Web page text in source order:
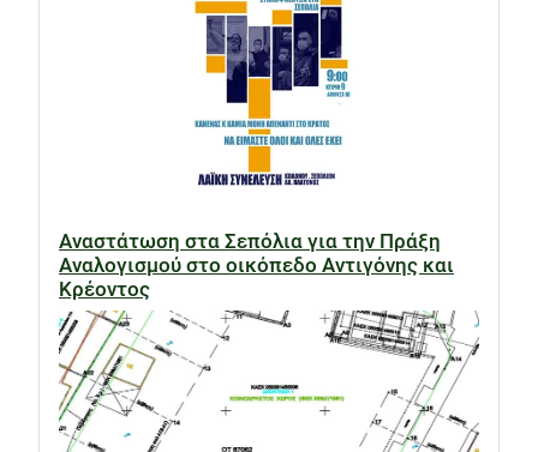
Αναστάτωση στα Σεπόλια για την Πράξη
Αναλογισμού στο οικόπεδο Αντιγόνης και
Κρέοντος